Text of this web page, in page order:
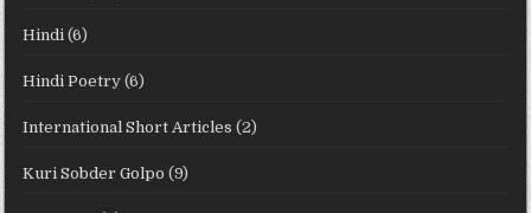
Hindi (6)
Hindi Poetry (6)
International Short Articles (2)
Kuri Sobder Golpo (9)